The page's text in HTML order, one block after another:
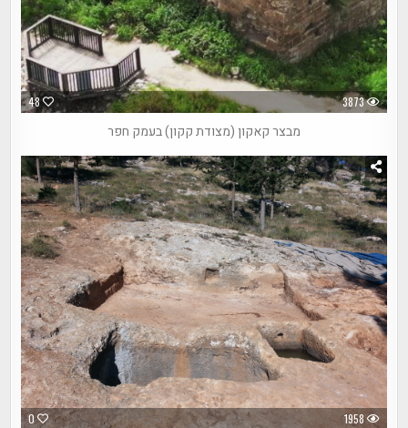
48 3873
מבצר קאקון (מצודת קקון) בעמק חפר
0 1958